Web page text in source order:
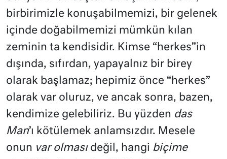
birbirimizle konuşabilmemizi, bir gelenek
içinde doğabilmemizi mümkün kılan
zeminin ta kendisidir. Kimse “herkes”in
dışında, sıfırdan, yapayalnız bir birey
olarak başlamaz; hepimiz önce “herkes”
olarak var oluruz, ve ancak sonra, bazen,
kendimize gelebiliriz. Bu yüzden das
Man’ı kötülemek anlamsızdır. Mesele
onun var olmasıdeğil, hangi biçime